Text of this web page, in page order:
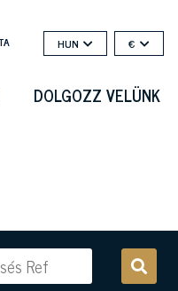
HUN €
DOLGOZZ VELÜNK